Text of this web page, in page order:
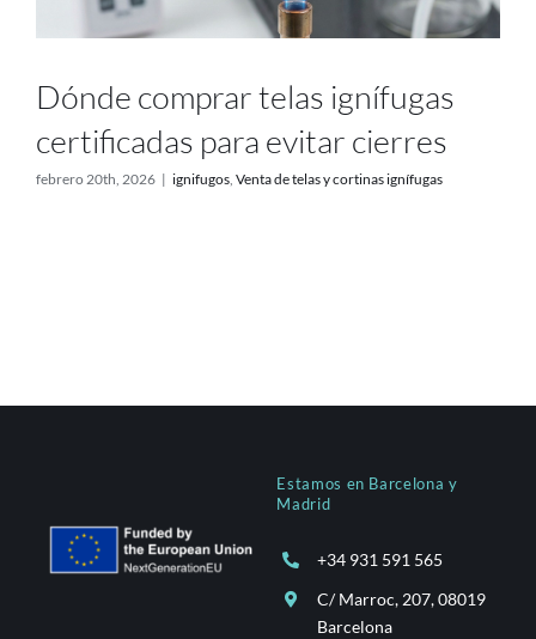
Dónde comprar telas ignífugas
certificadas para evitar cierres
febrero 20th, 2026 | ignifugos, Venta de telas y cortinas ignífugas
Estamos en Barcelona y
Madrid
+34 931 591 565
C/ Marroc, 207, 08019
Barcelona